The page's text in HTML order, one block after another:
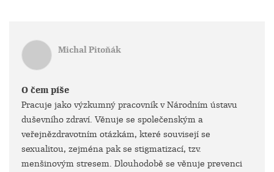
Michal Pitoňák
O čem píše
Pracuje jako výzkumný pracovník v Národním ústavu
duševního zdraví. Věnuje se společenským a
veřejnězdravotním otázkám, které souvisejí se
sexualitou, zejména pak se stigmatizací, tzv.
menšinovým stresem. Dlouhodobě se věnuje prevenci